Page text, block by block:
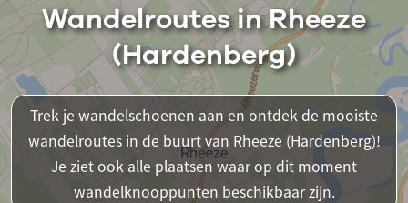
Wandelroutes in Rheeze
(Hardenberg)
Trek je wandelschoenen aan en ontdek de mooiste
wandelroutes in de buurt van Rheeze (Hardenberg)!
Je ziet ook alle plaatsen waar op dit moment
wandelknooppunten beschikbaar zijn.